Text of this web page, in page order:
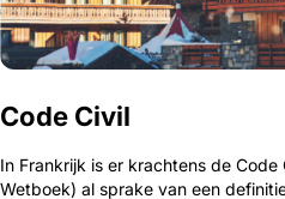
Code Civil
In Frankrijk is er krachtens de
Wetboek) al sprake van een